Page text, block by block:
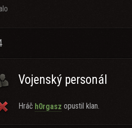
Vojenský personál
Hráč h0rgasz opustil klan.